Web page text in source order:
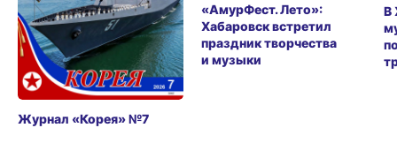
Журнал «Корея» №7
«АмурФест. Лето»:
Хабаровск встретил
праздник творчества
и музыки
В